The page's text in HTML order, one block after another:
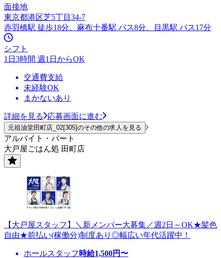
面接地
東京都港区芝5丁目34-7
赤羽橋駅 徒歩18分、麻布十番駅 バス8分、目黒駅 バス17分
シフト
1日3時間 週1日からOK
交通費支給
未経験OK
まかないあり
詳細を見る 応募画面に進む
元祖油堂田町店_02[305]のその他の求人を見る
アルバイト・パート
大戸屋ごはん処 田町店
【大戸屋スタッフ】＼新メンバー大募集／週2日～OK★髪色
自由★前払い(稼働分)制度あり◎幅広い年代活躍中！
ホールスタッフ 時給1,500円〜